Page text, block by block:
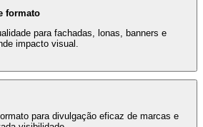
formato
para fachadas, lonas, banners e
impacto visual.
para divulgação eficaz de marcas e